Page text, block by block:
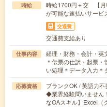
時給
時給1700円＋交 【
が可能な速払いサービ
交通費
交通費支給あり
仕事内容
経理・財務・会計・英
＊伝票の仕訳・起票
い処理＊データ入力
応募資格
ブランクOK / 英語力不
◆業界経験問いませ
なOAスキル】Excel